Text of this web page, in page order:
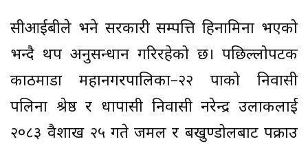
सीआईबीले भने सरकारी सम्पत्ति हिनामिना भएको
भन्दै थप अनुसन्धान गरिरहेको छ। पछिल्लोपटक
काठमाडौं महानगरपालिका–२२ पाको निवासी
पलिना श्रेष्ठ र धापासी निवासी नरेन्द्र उलाकलाई
२०८३ वैशाख २५ गते जमल र बखुण्डोलबाट पक्राउ